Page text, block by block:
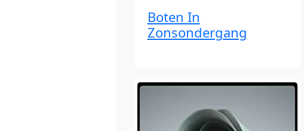
Boten In
Zonsondergang